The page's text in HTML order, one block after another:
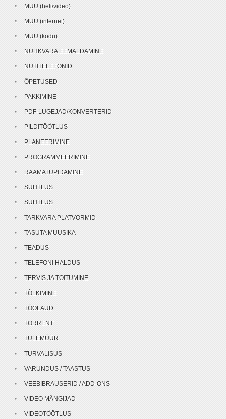
MUU (heli/video)
MUU (internet)
MUU (kodu)
NUHKVARA EEMALDAMINE
NUTITELEFONID
ÕPETUSED
PAKKIMINE
PDF-LUGEJAD/KONVERTERID
PILDITÖÖTLUS
PLANEERIMINE
PROGRAMMEERIMINE
RAAMATUPIDAMINE
SUHTLUS
SUHTLUS
TARKVARA PLATVORMID
TASUTA MUUSIKA
TEADUS
TELEFONI HALDUS
TERVIS JA TOITUMINE
TÕLKIMINE
TÖÖLAUD
TORRENT
TULEMÜÜR
TURVALISUS
VARUNDUS / TAASTUS
VEEBIBRAUSERID / ADD-ONS
VIDEO MÄNGIJAD
VIDEOTÖÖTLUS